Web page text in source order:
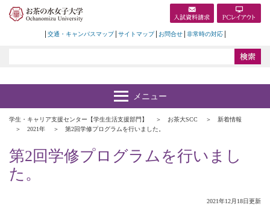
交通・キャンパスマップ サイトマップ お問合せ 非常時の対応
学生・キャリア支援センター【学生生活支援部門】 お茶大SCC
新着情報
2021年
第2回学修プログラムを行いました。
第2回学修プログラムを行いまし
た。
2021年12月18日更新